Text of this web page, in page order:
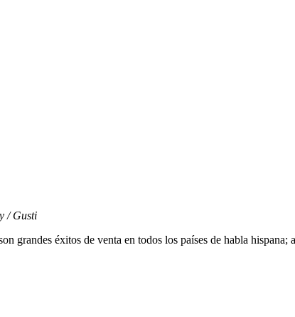
/ Gusti
grandes éxitos de venta en todos los países de habla